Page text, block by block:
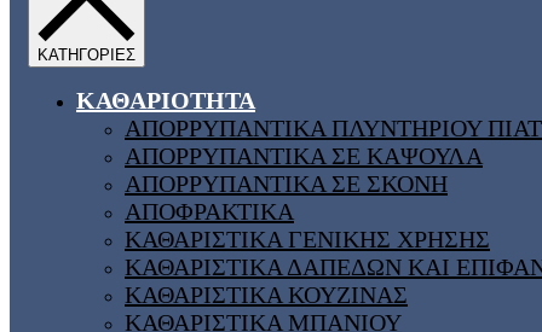
ΚΑΘΑΡΙΟΤΗΤΑ
ΑΠΟΡΡΥΠΑΝΤΙΚΑ ΠΛΥΝΤΗΡΙΟΥ
ΑΠΟΡΡΥΠΑΝΤΙΚΑ ΣΕ ΚΑΨΟΥΛΑ
ΑΠΟΡΡΥΠΑΝΤΙΚΑ ΣΕ ΣΚΟΝΗ
ΑΠΟΦΡΑΚΤΙΚΑ
ΚΑΘΑΡΙΣΤΙΚΑ ΓΕΝΙΚΗΣ ΧΡΗΣΗΣ
ΚΑΘΑΡΙΣΤΙΚΑ ΔΑΠΕΔΩΝ ΚΑΙ
ΚΑΘΑΡΙΣΤΙΚΑ ΚΟΥΖΙΝΑΣ
ΚΑΘΑΡΙΣΤΙΚΑ ΜΠΑΝΙΟΥ